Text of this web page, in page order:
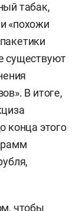
табак,
«похожи
существуют
В итоге,
конца этого
чтобы